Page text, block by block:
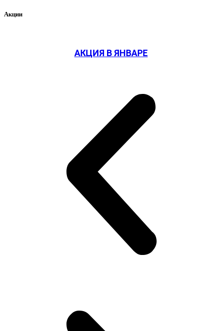
Акции
АКЦИЯ В ЯНВАРЕ